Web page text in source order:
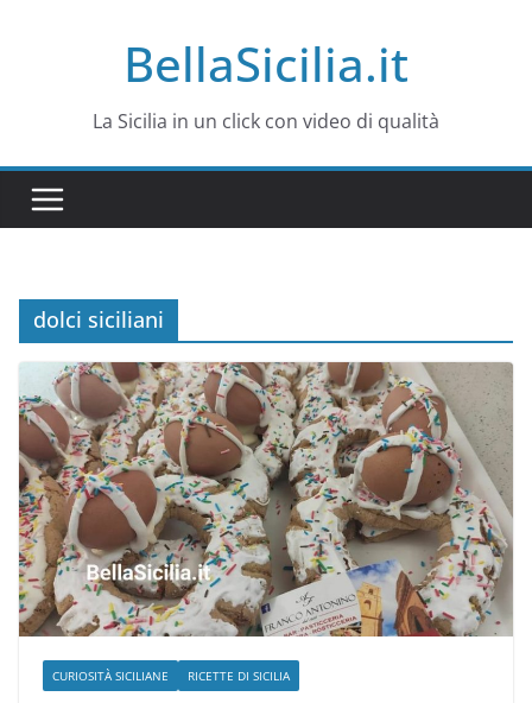
BellaSicilia.it
La Sicilia in un click con video di qualità
dolci siciliani
CURIOSITÀ SICILIANE RICETTE DI SICILIA